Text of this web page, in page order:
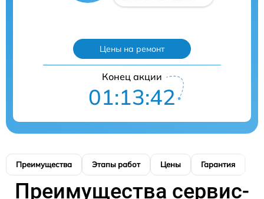
Цены на ремонт
Конец акции
01:13:41
Преимущества Этапы работ Цены Гарантия
Преимущества сервис-